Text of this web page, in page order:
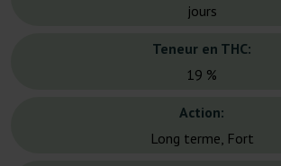
jours
Teneur en THC:
19 %
Action:
Long terme, Fort